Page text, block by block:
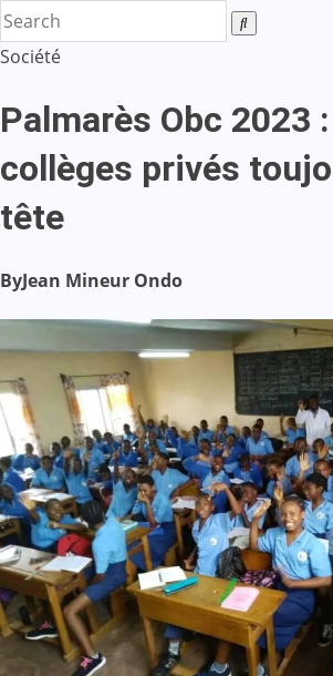
Société
Palmarès Obc 2023
collèges privés
tête
ByJean Mineur Ondo